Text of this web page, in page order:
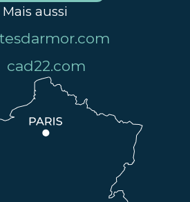
Mais aussi
cad22.com